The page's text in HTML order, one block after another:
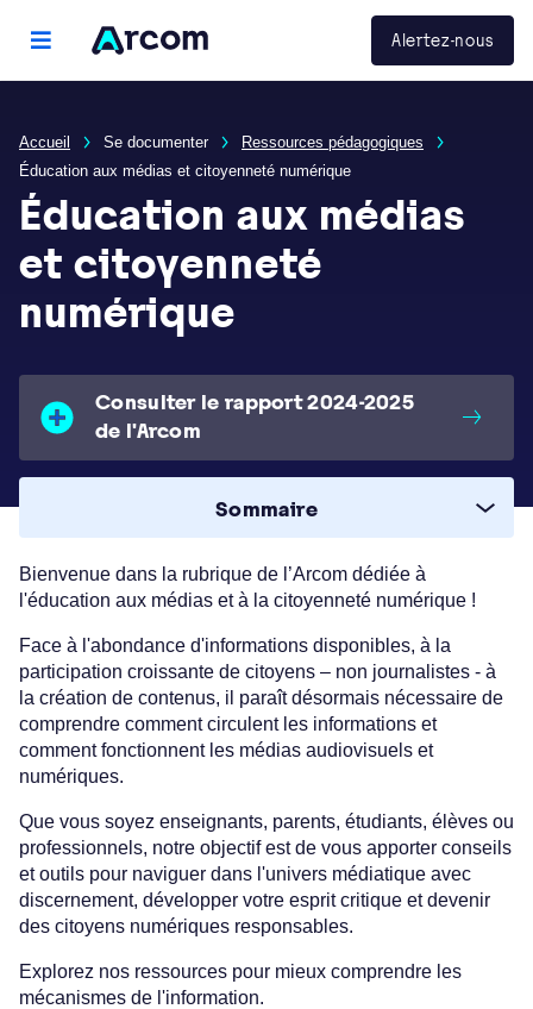
menu principal
Arcom Alertez-nous
Accueil Se documenter
Ressources pédagogiques
Éducation aux médias et citoyenneté numérique
Éducation aux médias
et citoyenneté
numérique
Consulter le rapport 2024-2025
de l'Arcom
Sommaire
Bienvenue dans la rubrique de l’Arcom dédiée à
l'éducation aux médias et à la citoyenneté numérique !
Face à l'abondance d'informations disponibles, à la
participation croissante de citoyens – non journalistes - à
la création de contenus, il paraît désormais nécessaire de
comprendre comment circulent les informations et
comment fonctionnent les médias audiovisuels et
numériques.
Que vous soyez enseignants, parents, étudiants, élèves ou
professionnels, notre objectif est de vous apporter conseils
et outils pour naviguer dans l'univers médiatique avec
discernement, développer votre esprit critique et devenir
des citoyens numériques responsables.
Explorez nos ressources pour mieux comprendre les
mécanismes de l'information.